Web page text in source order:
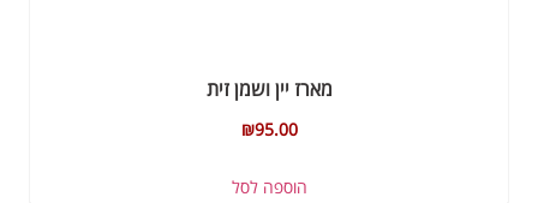
מארז יין ושמן זית
₪95.00
הוספה לסל